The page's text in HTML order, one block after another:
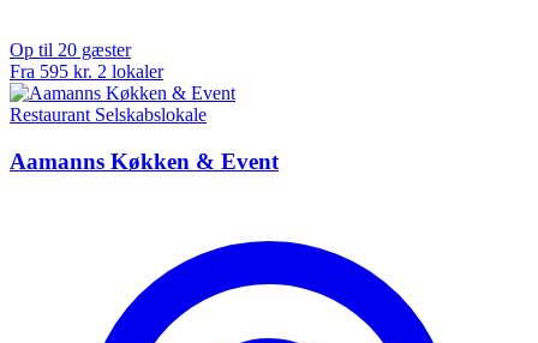
Op til 20 gæster
Fra 595 kr. 2 lokaler
Restaurant Selskabslokale
Aamanns Køkken & Event